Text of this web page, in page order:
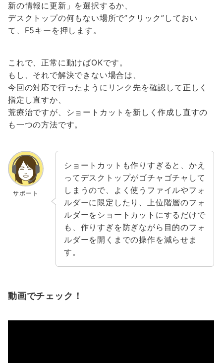
新の情報に更新」を選択するか、
デスクトップの何もない場所で”クリック”しておい
て、F5キーを押します。
これで、正常に動けばOKです。
もし、それで解決できない場合は、
今回の対応で行ったようにリンク先を確認して正しく
指定し直すか、
荒療治ですが、ショートカットを新しく作成し直すの
も一つの方法です。
サポート
ショートカットも作りすぎると、かえ
ってデスクトップがゴチャゴチャして
しまうので、よく使うファイルやフォ
ルダーに限定したり、上位階層のフォ
ルダーをショートカットにするだけで
も、作りすぎを防ぎながら目的のフォ
ルダーを開くまでの操作を減らせま
す。
動画でチェック！